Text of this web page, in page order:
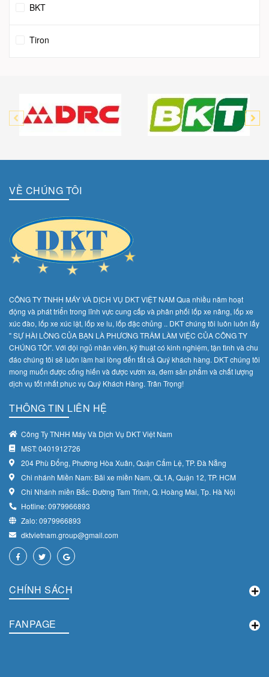
BKT
Tiron
JKTIRE
Công Ty TNHH Máy và Dịch Vụ DKT Việt Nam
DKT
DKT VIỆT NAM
VỀ CHÚNG TÔI
CÔNG TY TNHH MÁY VÀ DỊCH VỤ DKT VIỆT NAM Qua nhiều năm hoạt
động và phát triển trong lĩnh vực cung cấp và phân phối lốp xe nâng, lốp xe
xúc đào, lốp xe xúc lật, lốp xe lu, lốp đặc chủng .. DKT chúng tôi luôn luôn lấy
" SỰ HÀI LÒNG CỦA BẠN LÀ PHƯƠNG TRÂM LÀM VIỆC CỦA CÔNG TY
CHÚNG TÔI". Với đội ngủ nhân viên, kỹ thuật có kinh nghiệm, tận tình và chu
đáo chúng tôi sẽ luôn làm hai lòng đến tất cả Quý khách hàng. DKT chúng tôi
mong muốn được cống hiến và được vươn xa, đem sản phẩm và chất lượng
dịch vụ tốt nhất phục vụ Quý Khách Hàng. Trân Trọng!
THÔNG TIN LIÊN HỆ
Công Ty TNHH Máy Và Dịch Vụ DKT Việt Nam
MST: 0401912726
204 Phù Đổng, Phường Hòa Xuân, Quận Cẩm Lệ, TP. Đà Nẵng
Chi nhánh Miền Nam: Bãi xe miền Nam, QL1A, Quận 12, TP. HCM
Chi Nhánh miền Bắc: Đường Tam Trinh, Q. Hoàng Mai, Tp. Hà Nội
Hotline: 0979966893
Zalo: 0979966893
dktvietnam.group@gmail.com
CHÍNH SÁCH
FANPAGE